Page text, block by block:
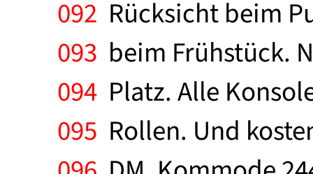
092 Rücksicht beim
093 beim Frühstück.
094 Platz. Alle
095 Rollen. Und